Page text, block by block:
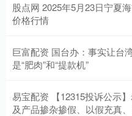
股点网 2025年5月23日宁夏
价格行情
巨富配资 国台办：事实让台
是“肥肉”和“提款机”
易宝配资 【12315投诉公示
及产品掺杂掺假、以假充真